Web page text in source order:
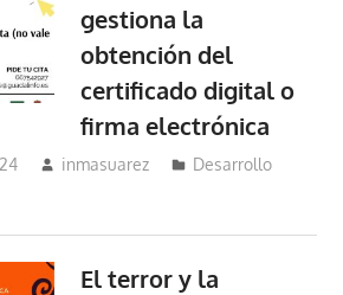
gestiona la
obtención del
certificado digital o
firma electrónica
inmasuarez
Desarrollo
El terror y la